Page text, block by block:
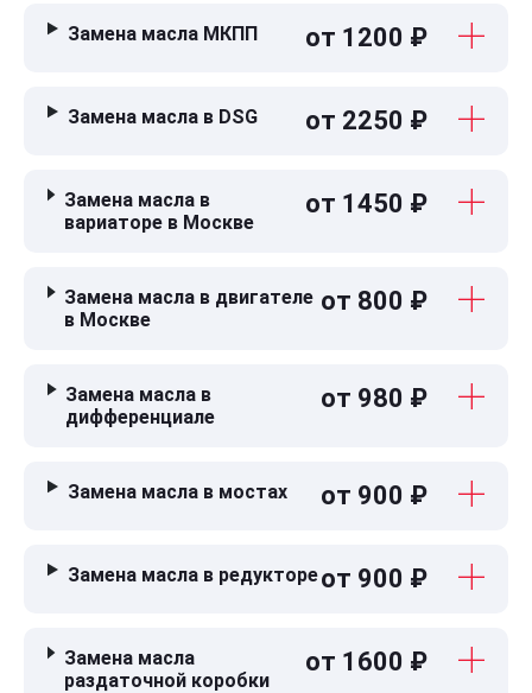
Замена масла МКПП от 1200 ₽
Замена масла в DSG от 2250 ₽
Замена масла в
вариаторе в Москве
от 1450 ₽
Замена масла в двигателе
в Москве
от 800 ₽
Замена масла в
дифференциале
от 980 ₽
Замена масла в мостах от 900 ₽
Замена масла в редуктореот 900 ₽
Замена масла
раздаточной коробки
от 1600 ₽